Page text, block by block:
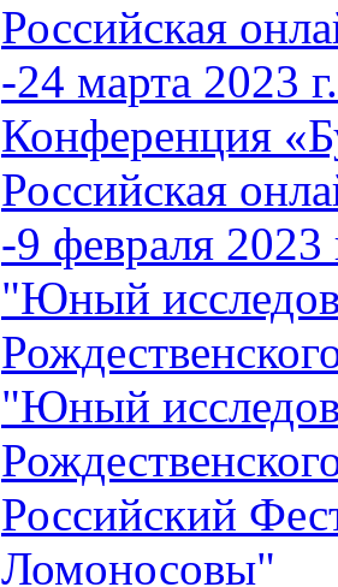
Российская
-24 марта 2023
Конференция
Российская
-9 февраля 2023
"Юный
"Юный
Российский
Ломоносовы"